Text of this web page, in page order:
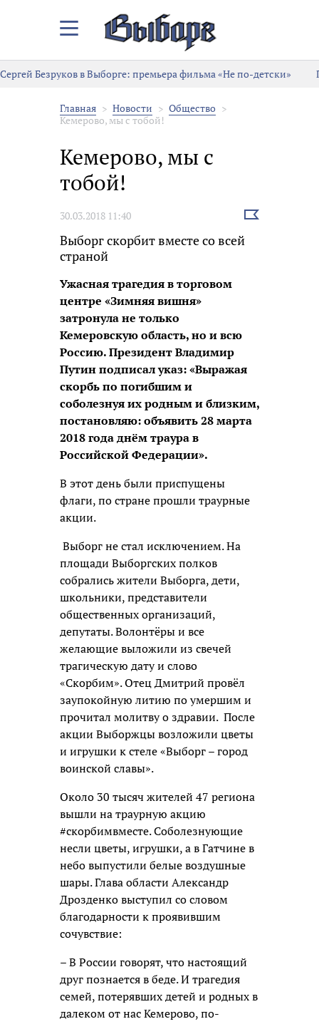
Закрыть/
меню
Сергей Безруков в Выборге: премьера фильма «Не по-детски»
Главная Новости
Общество
Кемерово, мы с тобой!
Кемерово, мы с
тобой!
30.03.2018 11:40
Выбрать
Выборг скорбит вместе со всей
страной
Ужасная трагедия в торговом
центре «Зимняя вишня»
затронула не только
Кемеровскую область, но и всю
Россию. Президент Владимир
Путин подписал указ: «Выражая
скорбь по погибшим и
соболезнуя их родным и близким,
постановляю: объявить 28 марта
2018 года днём траура в
Российской Федерации».
В этот день были приспущены
флаги, по стране прошли траурные
акции.
Выборг не стал исключением. На
площади Выборгских полков
собрались жители Выборга, дети,
школьники, представители
общественных организаций,
депутаты. Волонтёры и все
желающие выложили из свечей
трагическую дату и слово
«Скорбим». Отец Дмитрий провёл
заупокойную литию по умершим и
прочитал молитву о здравии. После
акции Выборжцы возложили цветы
и игрушки к стеле «Выборг – город
воинской славы».
Около 30 тысяч жителей 47 региона
вышли на траурную акцию
#скорбимвместе. Соболезнующие
несли цветы, игрушки, а в Гатчине в
небо выпустили белые воздушные
шары. Глава области Александр
Дрозденко выступил со словом
благодарности к проявившим
сочувствие:
– В России говорят, что настоящий
друг познается в беде. И трагедия
семей, потерявших детей и родных в
далеком от нас Кемерово, по-